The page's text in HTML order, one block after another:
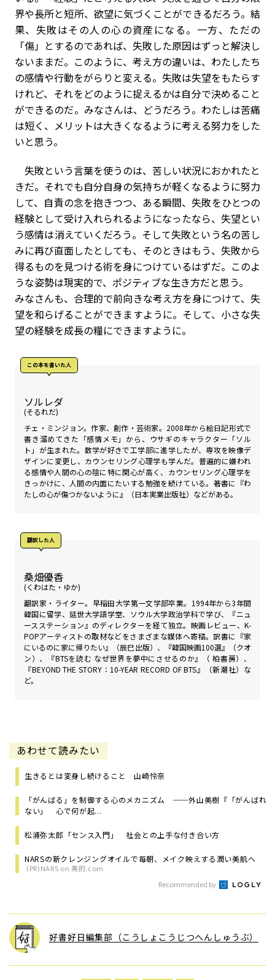
界や長所と短所、欲望に気づくことができるだろう。結
果、失敗はその人の心の資産になる。一方、ただの
「傷」とするのであれば、失敗した原因はずっと解決し
ないままだ。このように、考え方の違いは、わたしたち
の感情や行動をがらりと変える。失敗は失望をもたらす
けれど、それをどのように捉えるかは自分で決めること
ができるのだ。みなさんは、どうだろう。わたしは苦痛
は短く、メリットは大きくなるように考える努力をした
いと思う。
失敗という言葉を使うのは、苦しい状況におかれたと
きだ。それでも自分自身の気持ちが軽くなるように努力
して、自責の念を抱きつつ、ある瞬間、失敗をひとつの
経験として受け入れられるようになったなら、失望とい
う感情は消えていくだろう。そして失敗という名の苦し
みに再び直面したとしても、そのときはもう、失敗から
得るものを見つける術を身につけているはずだ。このよ
うな姿勢は現実的で、ポジティブな生き方だと思う。
みなさんも、合理的で前向きな考え方を身につけて、失
望を和らげることができますように。そして、小さな失
望の経験を成長の糧にできますように。
この本を書いた人
ソルレダ
(そるれだ)
チェ・ミンジョン。作家、創作・芸術家。2008年から絵日記形式で
書き溜めてきた「感情メモ」から、ウサギのキャラクター「ソル
ト」が生まれた。数学が好きで工学部に進学したが、専攻を映像デ
ザインに変更し、カウンセリング心理学も学んだ。普遍的に嫌われ
る感情や人間の心の陰に特に関心が高く、カウンセリング心理学を
きっかけに、人間の内面にたいする勉強を続けている。著書に『わ
たしの心が傷つかないように』（日本実業出版社）などがある。
翻訳した人
桑畑優香
(くわはた・ゆか)
翻訳家・ライター。早稲田大学第一文学部卒業。1994年から3年間
韓国に留学、延世大学語学堂、ソウル大学政治学科で学び、『ニュ
ースステーション』のディレクターを経て独立。映画レビュー、K-
POPアーティストの取材などをさまざまな媒体へ寄稿。訳書に『家
にいるのに家に帰りたい』（辰巳出版）、『韓国映画100選』（クオ
ン）、『BTSを読む なぜ世界を夢中にさせるのか』（ 柏書房）、
『BEYOND THE STORY：10-YEAR RECORD OF BTS』（新潮社）な
ど。
あわせて読みたい
生きるとは変身し続けること 山崎怜奈
「がんばる」を制御する心のメカニズム ──外山美樹『「がんばれ
ない」 心で何が起...
松浦弥太郎「センス入門」 社会との上手な付き合い方
NARSの新クレンジングオイルで毎朝、メイク映えする潤い美肌へ
(PR)NARS on 美的.com
Recommended by
好書好日編集部（こうしょこうじつへんしゅうぶ）